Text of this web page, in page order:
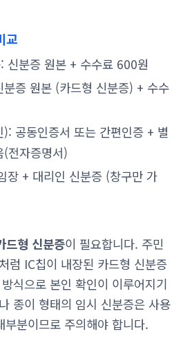
교
신분증 원본 + 수수료 600원
분증 원본 (카드형 신분증) + 수수
공동인증서 또는 간편인증 + 별
전자증명서)
장 + 대리인 신분증 (창구만 가
드형 신분증이 필요합니다. 주민
럼 IC칩이 내장된 카드형 신분증
식으로 본인 확인이 이루어지기
종이 형태의 임시 신분증은 사용
분이므로 주의해야 합니다.